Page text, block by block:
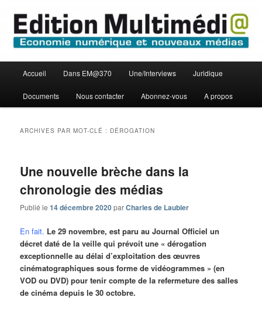
contenu
principal
contenu
secondaire
Edition Multimédi@
principal
Accueil Dans EM@370 Une/Interviews Juridique
Documents Nous contacter Abonnez-vous A propos
ARCHIVES PAR MOT-CLÉ : DÉROGATION
Une nouvelle brèche dans la
chronologie des médias
Publié le14 décembre 2020parCharles de Laubier
En fait. Le 29 novembre, est paru au Journal Officiel un
décret daté de la veille qui prévoit une « dérogation
exceptionnelle au délai d’exploitation des œuvres
cinématographiques sous forme de vidéogrammes » (en
VOD ou DVD) pour tenir compte de la refermeture des salles
de cinéma depuis le 30 octobre.